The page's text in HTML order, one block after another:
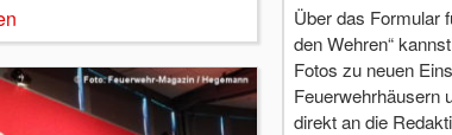
Über das Formular
den Wehren“
Fotos zu neuen
Feuerwehrhäusern
direkt an die